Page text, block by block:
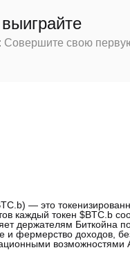
Совершите свою
— это
каждый токен $BTC.b
держателям Биткойна
и фермерство доходов,